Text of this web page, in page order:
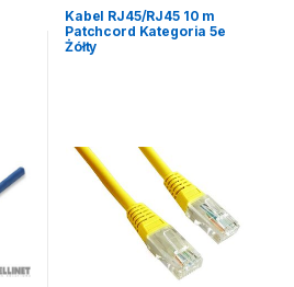
Kabel RJ45/RJ45 10 m
Patchcord Kategoria 5e
Żółty